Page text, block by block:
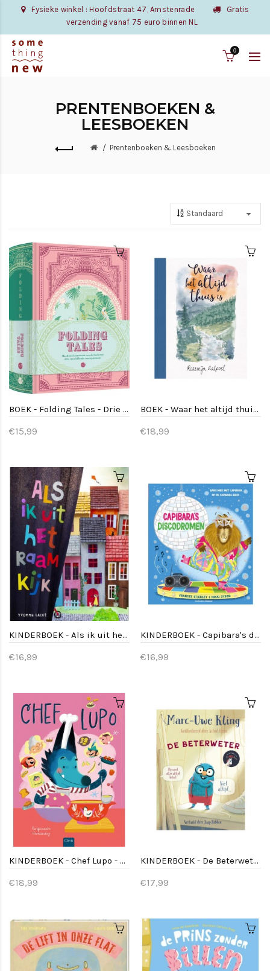
Fysieke winkel : Hoofdstraat 47, Amstenrade
Gratis
verzending vanaf 75 euro binnen NL
0
PRENTENBOEKEN &
LEESBOEKEN
Prentenboeken & Leesboeken
BOEK - Folding Tales - Drie vouwverhalen in een boek
€15,99
BOEK - Waar het altijd thuis is
€18,99
KINDERBOEK - Als ik uit het raam kijk - 4jr+
€16,99
KINDERBOEK - Capibara's discodromen
€16,99
KINDERBOEK - Chef Lupo - 4jr+
€18,99
KINDERBOEK - De Beterweter
€17,99